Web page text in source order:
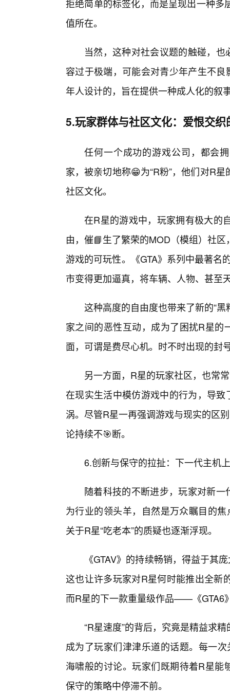
拒绝简单的标签化，而是呈现出一种
值所在。
当然，这种对社会议题的触碰，
容过于极端，可能会对青少年产生不
年人设计的，旨在提供一种成人化的叙
5.玩家群体与社区文化：爱恨交织
任何一个成功的游戏公司，都会
家，被亲切地称😁为“R粉”，他们对R
社区文化。
在R星的游戏中，玩家拥有极大的
由，催📘生了繁荣的MOD（模组）社
游戏的可玩性。《GTA》系列中最著名
市变得更加逼真，将车辆、人物、甚至
这种高度的自由度也带来了新的“
家之间的恶性互动，成为了困扰R星
面，可谓是费尽心机。时不时出现的封
另一方面，R星的玩家社区，也常
在现实生活中模仿游戏中的行为，导
涡。尽管R星一再强调游戏与现实的区
论持续不🎯断。
6.创新与保守的拉扯：下一代主机
随着科技的不断进步，玩家对新
为行业的领头羊，自然是万众瞩目的
关于R星“吃老本”的质疑也逐渐浮现。
《GTAV》的持续畅销，得益于其
这也让许多玩家对R星何时能推出全新
而R星的下一款重量级作品——《GTA6
“R星速度”的背后，究竟是精益求
成为了玩家们津津乐道的话题。每一
海啸般的讨论。玩家们既期待着R星
保守的策略中停滞不前。